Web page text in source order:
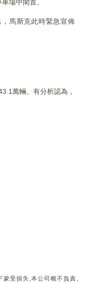
場中閑置。
馬斯克此時緊急宣佈
萬輛。有分析認為，
受損失,本公司概不負責。